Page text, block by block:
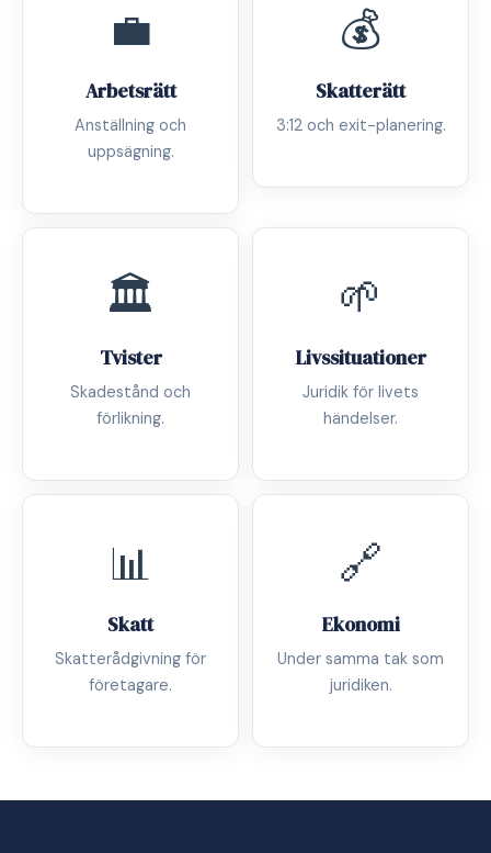
💼
Arbetsrätt
Anställning och
uppsägning.
💰
Skatterätt
3:12 och exit-planering.
🏛️
Tvister
Skadestånd och
förlikning.
🌱
Livssituationer
Juridik för livets
händelser.
📊
Skatt
Skatterådgivning för
företagare.
🔗
Ekonomi
Under samma tak som
juridiken.